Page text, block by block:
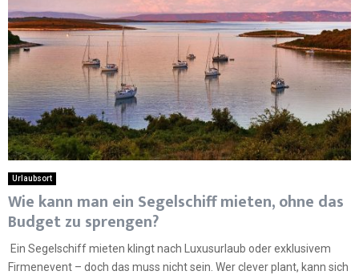
Urlaubsort
Wie kann man ein Segelschiff mieten, ohne das
Budget zu sprengen?
Ein Segelschiff mieten klingt nach Luxusurlaub oder exklusivem
Firmenevent – doch das muss nicht sein. Wer clever plant, kann sich